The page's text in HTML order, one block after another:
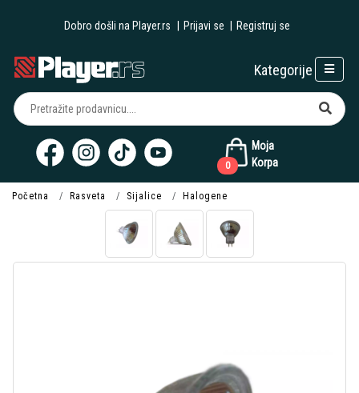
Dobro došli na Player.rs Prijavi se Registruj se
Moja
Korpa
0
Kategorije
Početna Rasveta Sijalice Halogene